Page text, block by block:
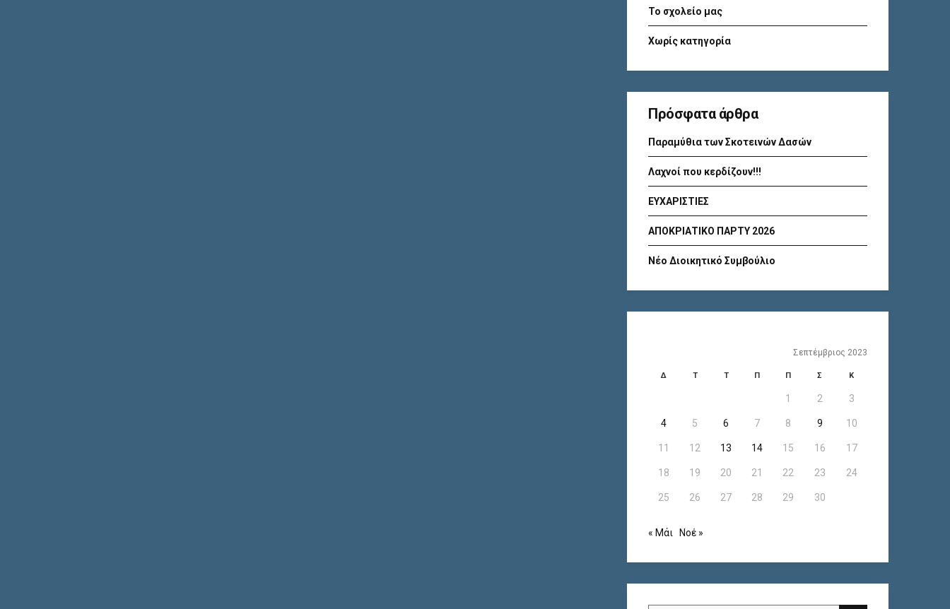
Το σχολείο μας
Χωρίς κατηγορία
Πρόσφατα άρθρα
Παραμύθια των Σκοτεινών Δασών
Λαχνοί που κερδίζουν!!!
ΕΥΧΑΡΙΣΤΙΕΣ
ΑΠΟΚΡΙΑΤΙΚΟ ΠΑΡΤΥ 2026
Νέο Διοικητικό Συμβούλιο
Σεπτέμβριος 2023
Δ Τ Τ Π Π Σ Κ
1 2 3
4 5 6 7 8 9 10
11 12 13 14 15 16 17
18 19 20 21 22 23 24
25 26 27 28 29 30
« Μάι Νοέ »